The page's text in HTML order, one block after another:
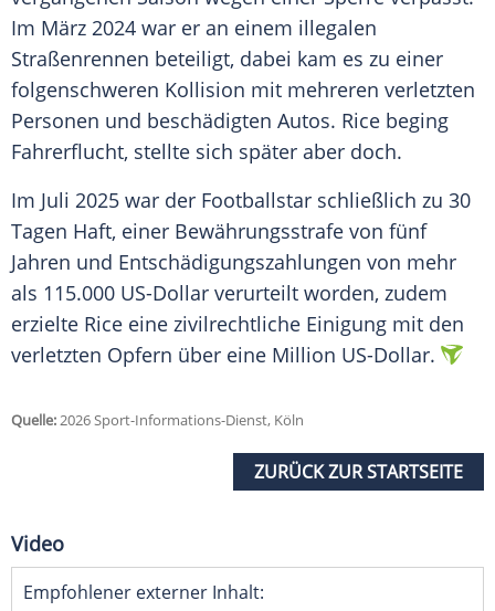
Im März 2024 war er an einem illegalen
Straßenrennen beteiligt, dabei kam es zu einer
folgenschweren Kollision mit mehreren verletzten
Personen und beschädigten Autos. Rice beging
Fahrerflucht, stellte sich später aber doch.
Im Juli 2025 war der Footballstar schließlich zu 30
Tagen Haft, einer Bewährungsstrafe von fünf
Jahren und Entschädigungszahlungen von mehr
als 115.000 US-Dollar verurteilt worden, zudem
erzielte Rice eine zivilrechtliche Einigung mit den
verletzten Opfern über eine Million US-Dollar.
Quelle:2026 Sport-Informations-Dienst, Köln
ZURÜCK ZUR STARTSEITE
Video
Empfohlener externer Inhalt: